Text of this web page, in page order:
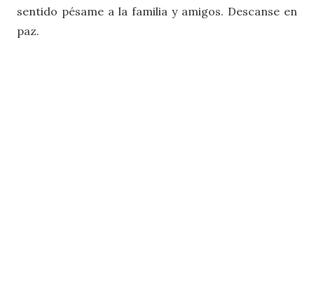
sentido pésame a la familia y amigos. Descanse en
paz.